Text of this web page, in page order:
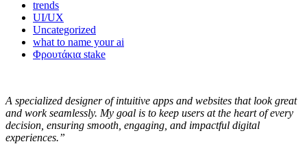
trends
UI/UX
Uncategorized
what to name your ai
Φρουτάκια stake
A specialized designer of intuitive apps and websites that look great
and work seamlessly. My goal is to keep users at the heart of every
decision, ensuring smooth, engaging, and impactful digital
experiences.”